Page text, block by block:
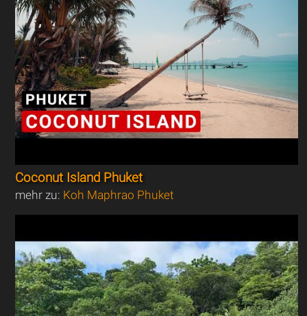
Coconut Island Phuket
mehr zu: Koh Maphrao Phuket